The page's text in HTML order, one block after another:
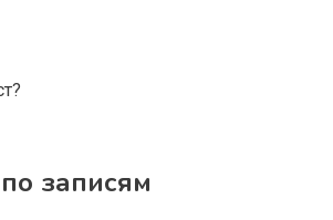
записям